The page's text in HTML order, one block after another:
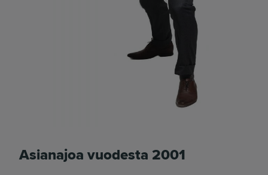
Asianajoa vuodesta 2001